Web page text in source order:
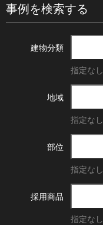
事例を検索する
建物分類
指定なし
地域
指定なし
部位
指定なし
採用商品
指定なし